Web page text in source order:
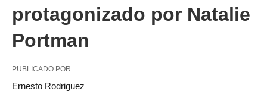
protagonizado por Natalie
Portman
PUBLICADO POR
Ernesto Rodriguez